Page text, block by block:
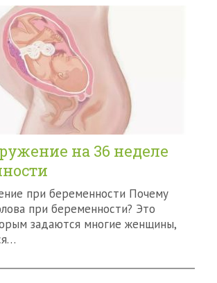
на 36 неделе
при беременности Почему
при беременности? Это
задаются многие женщины,